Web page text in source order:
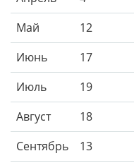
Май
12
Июнь
17
Июль
19
Август
18
Сентябрь
13